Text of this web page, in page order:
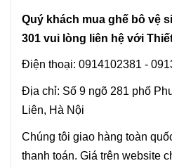
Quý khách mua ghế bô vệ
301 vui lòng liên hệ với
Điện thoại: 0914102381 -
Địa chỉ: Số 9 ngõ 281 phố
Liên, Hà Nội
Chúng tôi giao hàng toàn
thanh toán. Giá trên website